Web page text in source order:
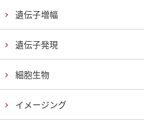
遺伝子増幅
遺伝子発現
細胞生物
イメージング